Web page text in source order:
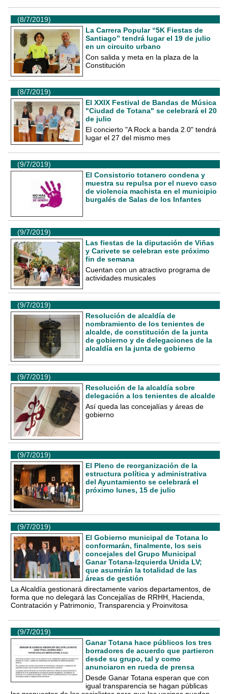
(8/7/2019)
La Carrera Popular “5K Fiestas de
Santiago” tendrá lugar el 19 de julio
en un circuito urbano
Con salida y meta en la plaza de la
Constitución
(8/7/2019)
El XXIX Festival de Bandas de Música
"Ciudad de Totana" se celebrará el 20
de julio
El concierto "A Rock a banda 2.0" tendrá
lugar el 27 del mismo mes
(9/7/2019)
El Consistorio totanero condena y
muestra su repulsa por el nuevo caso
de violencia machista en el municipio
burgalés de Salas de los Infantes
(9/7/2019)
Las fiestas de la diputación de Viñas
y Carivete se celebran este próximo
fin de semana
Cuentan con un atractivo programa de
actividades musicales
(9/7/2019)
Resolución de alcaldía de
nombramiento de los tenientes de
alcalde, de constitución de la junta
de gobierno y de delegaciones de la
alcaldía en la junta de gobierno
(9/7/2019)
Resolución de la alcaldía sobre
delegación a los tenientes de alcalde
Así queda las concejalías y áreas de
gobierno
(9/7/2019)
El Pleno de reorganización de la
estructura política y administrativa
del Ayuntamiento se celebrará el
próximo lunes, 15 de julio
(9/7/2019)
El Gobierno municipal de Totana lo
conformarán, finalmente, los seis
concejales del Grupo Municipal
Ganar Totana-Izquierda Unida LV;
que asumirán la totalidad de las
áreas de gestión
La Alcaldía gestionará directamente varios departamentos, de
forma que no delegará las Concejalías de RRHH, Hacienda,
Contratación y Patrimonio, Transparencia y Proinvitosa
(9/7/2019)
Ganar Totana hace públicos los tres
borradores de acuerdo que partieron
desde su grupo, tal y como
anunciaron en rueda de prensa
Desde Ganar Totana esperan que con
igual transparencia se hagan públicas